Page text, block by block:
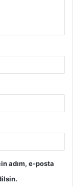
adım, e-posta